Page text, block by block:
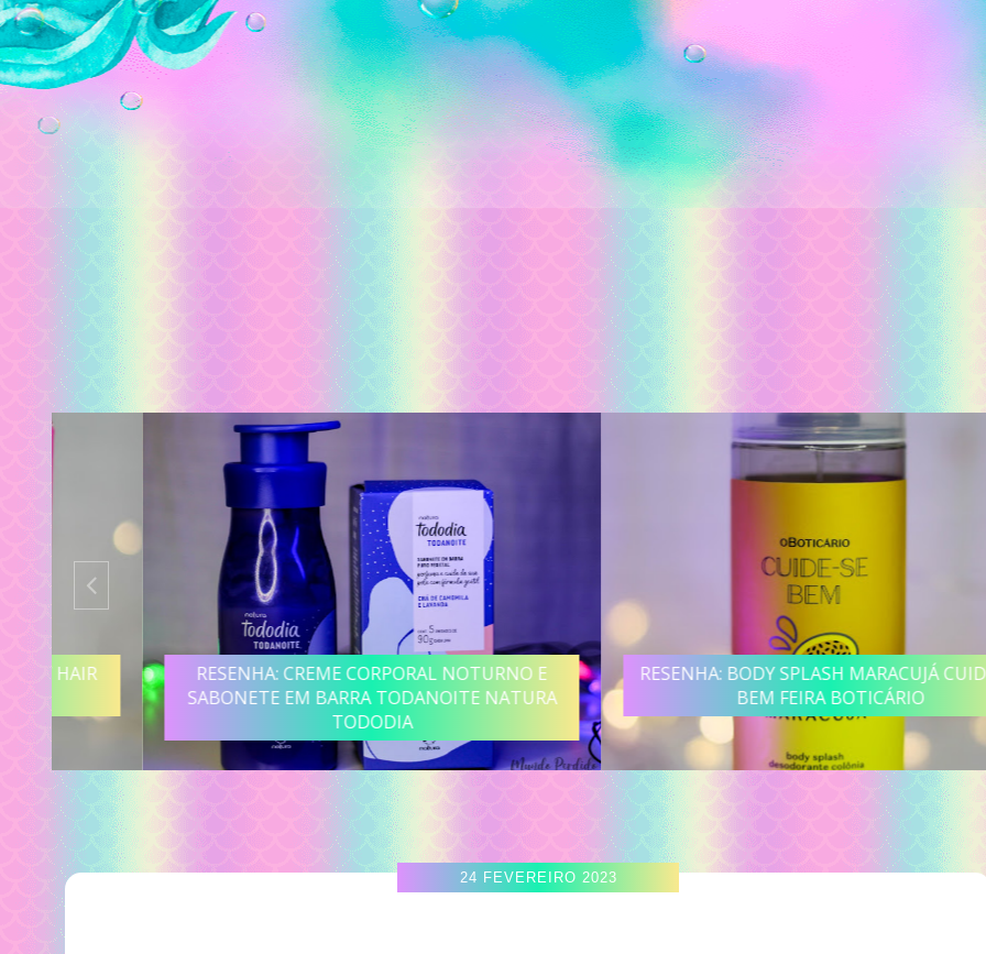
RESENHA: CREME CORPORAL NOTURNO E
SABONETE EM BARRA TODANOITE NATURA
RESENHA: BODY SPLASH MARACUJÁ CUIDE-SE
BEM FEIRA BOTICÁRIO
24 FEVEREIRO 2023